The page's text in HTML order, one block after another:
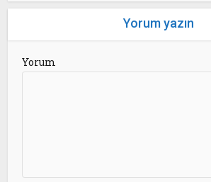
Yorum yazın
Yorum